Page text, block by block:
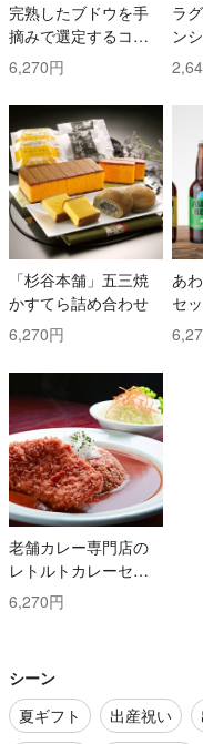
完熟したブドウを手
摘みで選定するコス
トと時間を掛けた白
ワイン2本セット！ ト
ッリ社/トレッビアー
ノ・ダブルッツォ 42
0 & コッリ・アプルテ
ィーニ 420 ぺコリー
ノ
6,270円
ラ
ン
「杉谷本舗」五三焼
かすてら詰め合わせ
6,270円
あ
セ
老舗カレー専門店の
レトルトカレーセッ
ト
6,270円
シーン
夏ギフト
出産祝い